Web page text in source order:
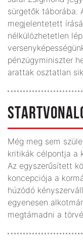
sürgetők táborába.
megjelentetett
nélkülözhetetlen
pénzügyminiszter
arattak osztatlan
Még meg sem
kritikák célpontja a
Az egyszerűsített
koncepciója a
húzódó
egyenesen
megtámadni a